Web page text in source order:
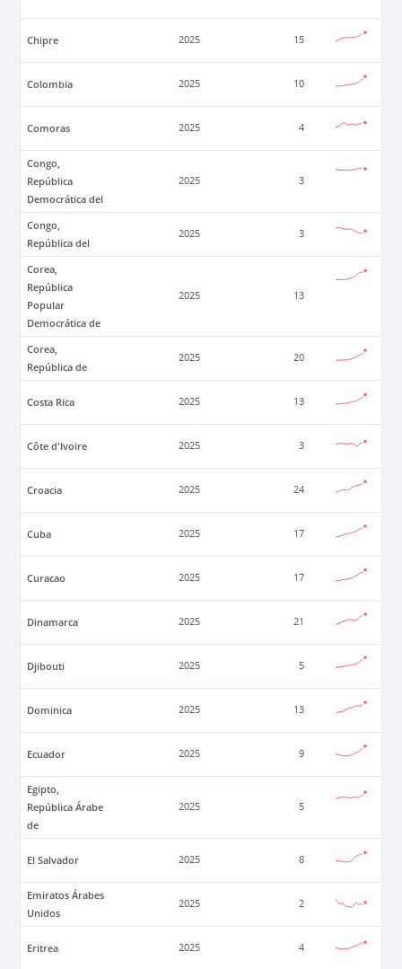
Chipre 2025 15
Colombia 2025 10
Comoras 2025 4
Congo,
República
Democrática del
2025 3
Congo,
República del
2025 3
Corea,
República
Popular
Democrática de
2025 13
Corea,
República de
2025 20
Costa Rica 2025 13
Côte d'Ivoire 2025 3
Croacia 2025 24
Cuba 2025 17
Curacao 2025 17
Dinamarca 2025 21
Djibouti 2025 5
Dominica 2025 13
Ecuador 2025 9
Egipto,
República Árabe
de
2025 5
El Salvador 2025 8
Emiratos Árabes
Unidos
2025 2
Eritrea 2025 4